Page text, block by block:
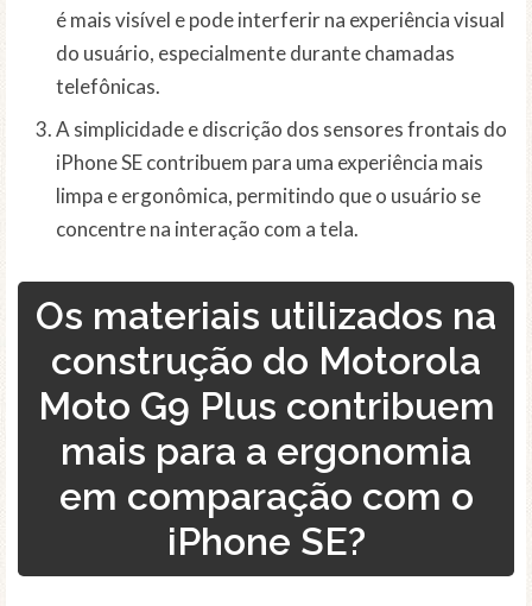
é mais visível e pode interferir na experiência visual
do usuário, especialmente durante chamadas
telefônicas.
A simplicidade e discrição dos sensores frontais do
iPhone SE contribuem para uma experiência mais
limpa e ergonômica, permitindo que o usuário se
concentre na interação com a tela.
Os materiais utilizados na
construção do Motorola
Moto G9 Plus contribuem
mais para a ergonomia
em comparação com o
iPhone SE?